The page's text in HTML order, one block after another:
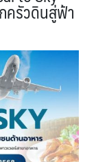
ครัวดินสู่ฟ้า